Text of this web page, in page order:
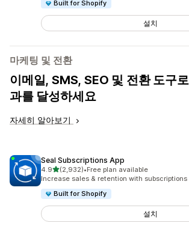
Built for Shopify
설치
마케팅 및 전환
이메일, SMS, SEO 및 전환 도구
과를 달성하세요
자세히 알아보기
Seal Subscriptions App
4.9별 5개 중
(2,932)
총 리뷰 2932개
•Free plan available
Increase sales & retention with subscriptions
Built for Shopify
설치